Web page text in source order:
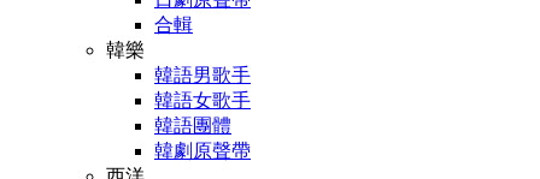
合輯
韓樂
韓語男歌手
韓語女歌手
韓語團體
韓劇原聲帶